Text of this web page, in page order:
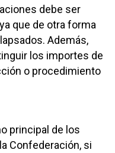
debe ser
que de otra forma
Además,
los importes de
o procedimiento
principal de los
Confederación, si